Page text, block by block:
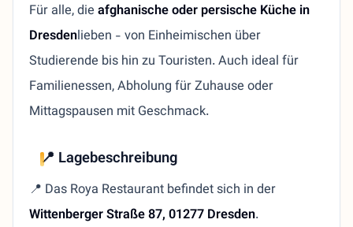
Für alle, dieafghanische oder persische Küche in
Dresdenlieben - von Einheimischen über
Studierende bis hin zu Touristen. Auch ideal für
Familienessen, Abholung für Zuhause oder
Mittagspausen mit Geschmack.
📍 Lagebeschreibung
📍 Das Roya Restaurant befindet sich in der
Wittenberger Straße 87, 01277 Dresden.